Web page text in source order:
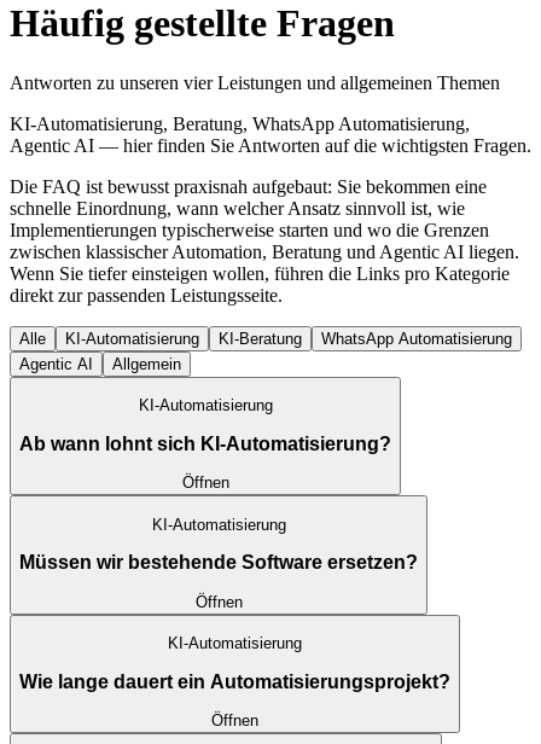
Häufig gestellte Fragen
Antworten zu unseren vier Leistungen und allgemeinen Themen
KI-Automatisierung, Beratung, WhatsApp Automatisierung,
Agentic AI — hier finden Sie Antworten auf die wichtigsten Fragen.
Die FAQ ist bewusst praxisnah aufgebaut: Sie bekommen eine
schnelle Einordnung, wann welcher Ansatz sinnvoll ist, wie
Implementierungen typischerweise starten und wo die Grenzen
zwischen klassischer Automation, Beratung und Agentic AI liegen.
Wenn Sie tiefer einsteigen wollen, führen die Links pro Kategorie
direkt zur passenden Leistungsseite.
Alle KI-Automatisierung KI-Beratung
WhatsApp Automatisierung
Agentic AI
Allgemein
KI-Automatisierung
Ab wann lohnt sich KI-Automatisierung?
Öffnen
KI-Automatisierung
Müssen wir bestehende Software ersetzen?
Öffnen
KI-Automatisierung
Wie lange dauert ein Automatisierungsprojekt?
Öffnen